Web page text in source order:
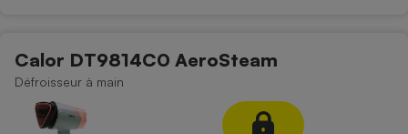
Calor DT9814C0 AeroSteam
Défroisseur à main